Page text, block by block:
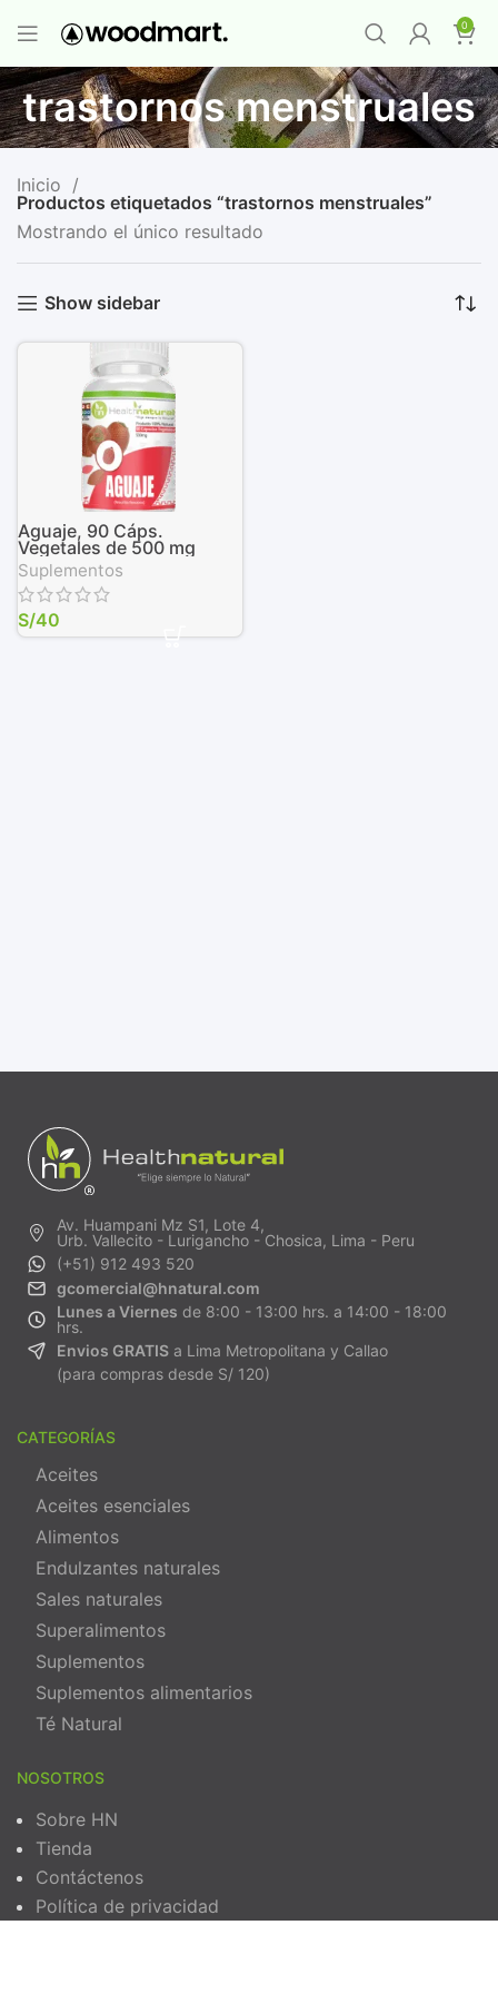
0
trastornos menstruales
Inicio
Productos etiquetados “trastornos menstruales”
Mostrando el único resultado
Show sidebar
Aguaje, 90 Cáps.
Vegetales de 500 mg
Suplementos
S/40
Av. Huampani Mz S1, Lote 4,
Urb. Vallecito - Lurigancho - Chosica, Lima - Peru
(+51) 912 493 520
gcomercial@hnatural.com
Lunes a Viernes de 8:00 - 13:00 hrs. a 14:00 - 18:00
hrs.
Envios GRATIS a Lima Metropolitana y Callao
(para compras desde S/ 120)
CATEGORÍAS
Aceites
Aceites esenciales
Alimentos
Endulzantes naturales
Sales naturales
Superalimentos
Suplementos
Suplementos alimentarios
Té Natural
NOSOTROS
Sobre HN
Tienda
Contáctenos
Política de privacidad
Premium-Compra 12 unidades y llévate 1
GRATIS ¡LO QUIERO YA